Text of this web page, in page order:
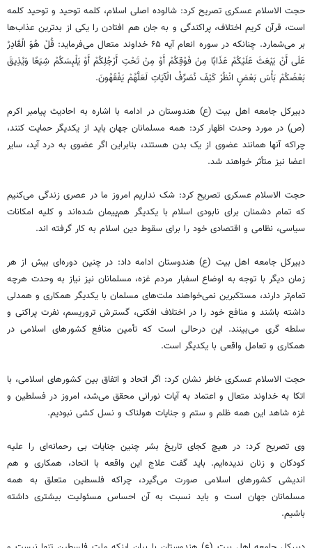
حجت الاسلام عسکری تصریح کرد: شالوده اصلی اسلام، کلمه توحید و توحید کلمه
است، قرآن کریم اختلاف، پراکندگی و به جان هم افتادن را یکی از بدترین عذاب‌ها
بر می‌شمارد. چنانکه در سوره انعام آیه ۶۵ خداوند متعال می‌فرماید: قُلْ
هُوَ الْقَادِرُ
عَلَیأَنْ یَبْعَثَ عَلَیْکُمْ عَذَابًا مِنْفَوْقِکُمْ أَوْ مِنْتَحْتِ أَرْجُلِکُمْ أَوْ یَلْبِسَکُمْ شِیَعًا وَیُذِیقَ
بَعْضَکُمْ بَأْسَ بَعْضٍ انْظُرْ کَیْفَ نُصَرِّفُ الْآیَاتِ لَعَلَّهُمْ یَفْقَهُونَ.
دبیرکل جامعه اهل بیت (ع)هندوستان در ادامه با اشاره به احادیث پیامبر اکرم
(ص) در مورد وحدت اظهار کرد: همه مسلمانان جهان باید از یکدیگر حمایت کنند،
چراکه آنها همانند عضوی از یک بدن هستند، بنابراین اگر عضوی به درد آید، سایر
اعضا نیز متأثر خواهند شد.
حجت الاسلام عسکری تصریح کرد: شک نداریم امروز ما در عصری زندگی می‌کنیم
که تمام دشمنان برای نابودی اسلام با یکدیگر هم‌پیمان شده‌اند و کلیه امکانات
سیاسی، نظامی و اقتصادی خود را برای سقوط دین اسلام به کار گرفته اند.
دبیرکل جامعه اهل بیت (ع)هندوستان ادامه داد: در چنین دوره‌ای بیش از هر
زمان دیگر با توجه به اوضاع اسفبار مردم غزه، مسلمانان نیز نیاز به وحدت هرچه
تمام‌تر دارند، مستکبرین نمی‌خواهند ملت‌های مسلمان با یکدیگر همکاری و همدلی
داشته باشند و منافع خود را در اختلاف افکنی، گسترش تروریسم، نفرت پراکنی و
سلطهگری می‌بینند. ایندرحالی است که تأمینمنافع کشورهای اسلامی در
همکاری و تعامل واقعی با یکدیگر است.
حجت الاسلام عسکری خاطر نشان کرد: اگر اتحاد و اتفاق بین کشورهای اسلامی، با
اتکا به خداوند متعال و اعتماد به آیات نورانی محقق می‌شد، امروز درفسلطین و
غزه شاهد این همه ظلم و ستم و جنایات هولناک و نسل کشی نبودیم.
وی تصریح کرد: در هیچ کجای تاریخ بشر چنین جنایات بی رحمانه‌ای را علیه
کودکان و زنان ندیده‌ایم. باید گفت علاج این واقعه با اتحاد، همکاری و هم
اندیشی کشورهای اسلامی صورت می‌گیرد، چراکه فلسطین متعلق به همه
مسلمانان جهان است و باید نسبت به آن احساس مسئولیت بیشتری داشته
باشیم.